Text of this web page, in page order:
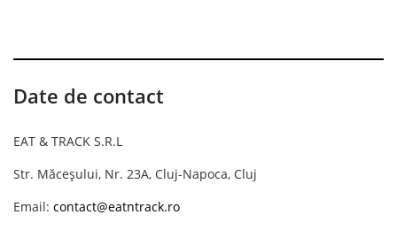
Date de contact
EAT & TRACK S.R.L
Str. Măceșului, Nr. 23A, Cluj-Napoca, Cluj
Email: contact@eatntrack.ro